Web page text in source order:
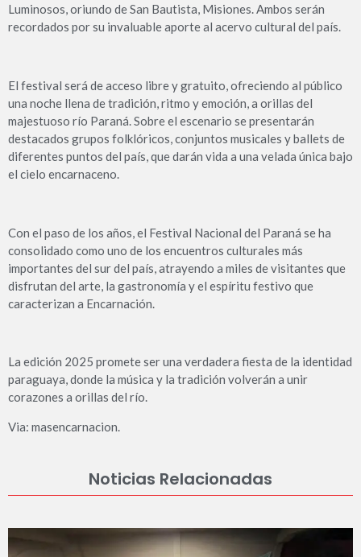
Luminosos, oriundo de San Bautista, Misiones. Ambos serán
recordados por su invaluable aporte al acervo cultural del país.
El festival será de acceso libre y gratuito, ofreciendo al público
una noche llena de tradición, ritmo y emoción, a orillas del
majestuoso río Paraná. Sobre el escenario se presentarán
destacados grupos folklóricos, conjuntos musicales y ballets de
diferentes puntos del país, que darán vida a una velada única bajo
el cielo encarnaceno.
Con el paso de los años, el Festival Nacional del Paraná se ha
consolidado como uno de los encuentros culturales más
importantes del sur del país, atrayendo a miles de visitantes que
disfrutan del arte, la gastronomía y el espíritu festivo que
caracterizan a Encarnación.
La edición 2025 promete ser una verdadera fiesta de la identidad
paraguaya, donde la música y la tradición volverán a unir
corazones a orillas del río.
Via: masencarnacion.
Noticias Relacionadas